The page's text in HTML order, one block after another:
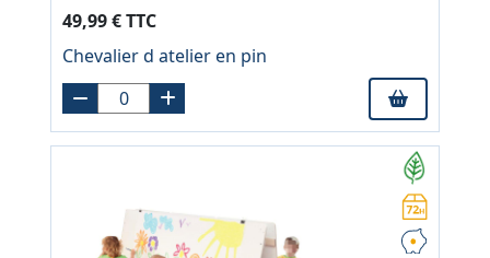
49,99 € TTC
Chevalier d atelier en pin